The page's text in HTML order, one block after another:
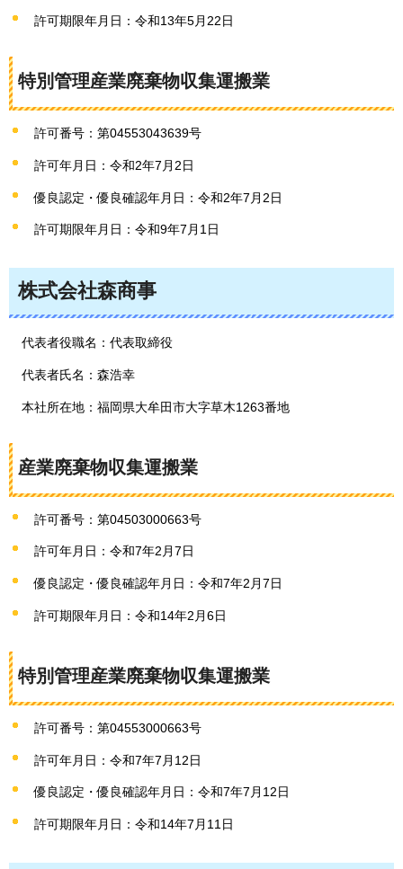
許可期限年月日：令和13年5月22日
特別管理産業廃棄物収集運搬業
許可番号：第04553043639号
許可年月日：令和2年7月2日
優良認定・優良確認年月日：令和2年7月2日
許可期限年月日：令和9年7月1日
株式会社森商事
代表者役職名：代表取締役
代表者氏名：森浩幸
本社所在地：福岡県大牟田市大字草木1263番地
産業廃棄物収集運搬業
許可番号：第04503000663号
許可年月日：令和7年2月7日
優良認定・優良確認年月日：令和7年2月7日
許可期限年月日：令和14年2月6日
特別管理産業廃棄物収集運搬業
許可番号：第04553000663号
許可年月日：令和7年7月12日
優良認定・優良確認年月日：令和7年7月12日
許可期限年月日：令和14年7月11日